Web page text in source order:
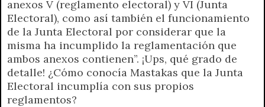
anexos V (reglamento electoral) y VI (Junta
Electoral), como así también el funcionamiento
de la Junta Electoral por considerar que la
misma ha incumplido la reglamentación que
ambos anexos contienen”. ¡Ups, qué grado de
detalle! ¿Cómo conocía Mastakas que la Junta
Electoral incumplía con sus propios
reglamentos?